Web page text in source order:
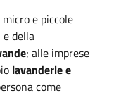
e piccole
e della
; alle imprese
lavanderie e
come